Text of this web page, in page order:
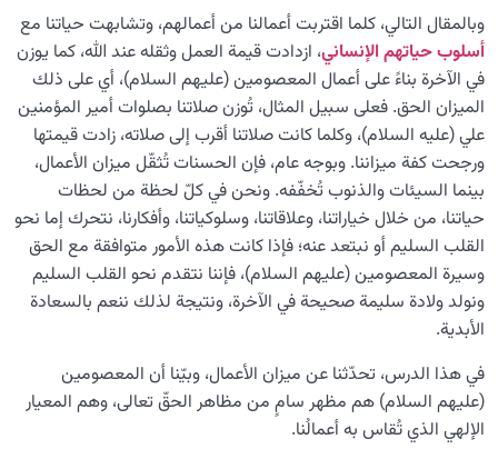
وبالمقال التالي، كلما اقتربت أعمالنا من أعمالهم، وتشابهت حياتنا مع
أسلوب حياتهم الإنساني، ازدادت قيمة العمل وثقله عند الله، كما يوزن
في الآخرة بناءً على أعمال المعصومين (عليهم السلام)، أي على ذلك
الميزان الحق. فعلى سبيل المثال، تُوزن صلاتنا بصلوات أمير المؤمنين
علي (عليه السلام)، وكلما كانت صلاتنا أقرب إلى صلاته، زادت قيمتها
ورجحت كفة ميزاننا. وبوجه عام، فإن الحسنات تُثقّل ميزان الأعمال،
بينما السيئات والذنوب تُخفّفه. ونحن في كلّ لحظة من لحظات
حياتنا، من خلال خياراتنا، وعلاقاتنا، وسلوكياتنا، وأفكارنا، نتحرك إما نحو
القلب السليم أو نبتعد عنه؛ فإذا كانت هذه الأمور متوافقة مع الحق
وسيرة المعصومين (عليهم السلام)، فإننا نتقدم نحو القلب السليم
ونولد ولادة سليمة صحيحة في الآخرة، ونتيجة لذلك ننعم بالسعادة
الأبدية.
في هذا الدرس، تحدّثنا عن ميزان الأعمال، وبيّنا أن المعصومين
(عليهم السلام) هم مظهر سامٍ من مظاهر الحقّ تعالى، وهم المعيار
الإلهي الذي تُقاس به أعمالُنا.